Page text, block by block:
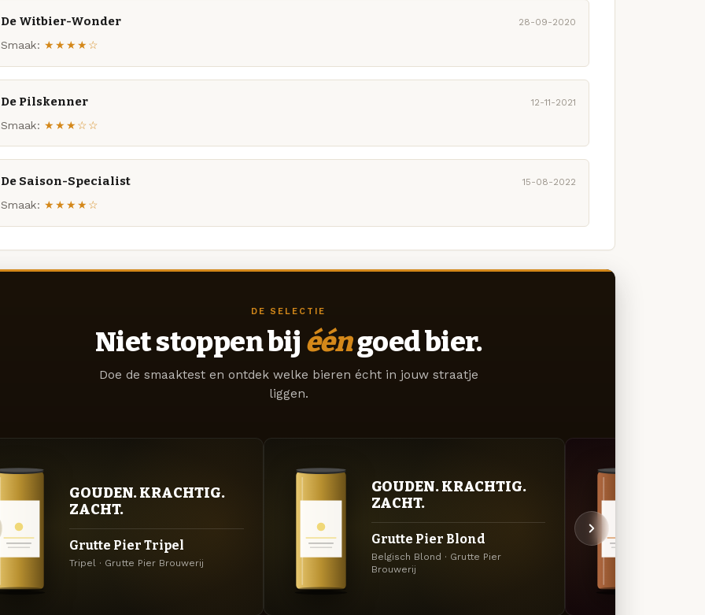
De Witbier-Wonder 28-09-2020
Smaak: ★★★★☆
De Pilskenner 12-11-2021
Smaak: ★★★☆☆
De Saison-Specialist 15-08-2022
Smaak: ★★★★☆
DE SELECTIE
Niet stoppen bij ééngoed bier.
Doe de smaaktest en ontdek welke bieren écht in jouw straatje
liggen.
GOUDEN. KRACHTIG.
ZACHT.
Grutte Pier Tripel
Tripel · Grutte Pier Brouwerij
GOUDEN. KRACHTIG.
ZACHT.
Grutte Pier Blond
Belgisch Blond · Grutte Pier
Brouwerij